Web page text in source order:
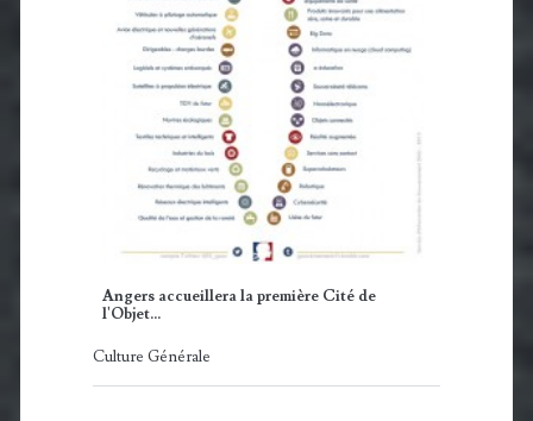
Angers accueillera la première Cité de
l'Objet…
Culture Générale